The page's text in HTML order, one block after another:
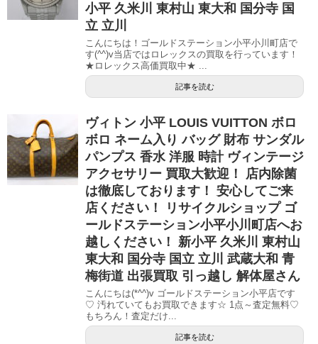
小平 久米川 東村山 東大和 国分寺 国
立 立川
こんにちは！ゴールドステーション小平小川町店で
す(^^)v当店ではロレックスの買取を行っています！
★ロレックス高価買取中★ ...
記事を読む
ヴィトン 小平 LOUIS VUITTON ボロ
ボロ ネーム入り バッグ 財布 サンダル
パンプス 香水 洋服 時計 ヴィンテージ
アクセサリー 買取大歓迎！ 店内除菌
は徹底しております！ 安心してご来
店ください！ リサイクルショップ ゴ
ールドステーション小平小川町店へお
越しください！ 新小平 久米川 東村山
東大和 国分寺 国立 立川 武蔵大和 青
梅街道 出張買取 引っ越し 解体屋さん
こんにちは(*^^)v ゴールドステーション小平店です
♡ 汚れていてもお買取できます☆ 1点～査定無料♡
もちろん！査定だけ...
記事を読む